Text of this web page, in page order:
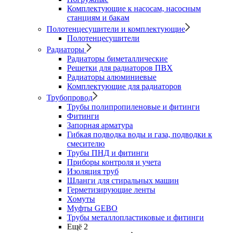
Комплектующие к насосам, насосным
станциям и бакам
Полотенцесушители и комплектующие
Полотенцесушители
Радиаторы
Радиаторы биметаллические
Решетки для радиаторов ПВХ
Радиаторы алюминиевые
Комплектующие для радиаторов
Трубопровод
Трубы полипропиленовые и фитинги
Фитинги
Запорная арматура
Гибкая подводка воды и газа, подводки к
смесителю
Трубы ПНД и фитинги
Приборы контроля и учета
Изоляция труб
Шланги для стиральных машин
Герметизирующие ленты
Хомуты
Муфты GEBO
Трубы металлопластиковые и фитинги
Ещё 2